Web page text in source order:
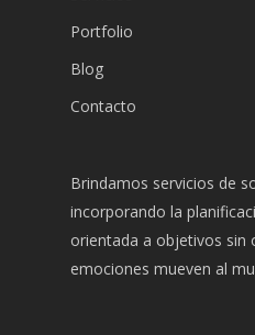
Portfolio
Blog
Contacto
Brindamos servicios de
incorporando la
orientada a objetivos sin
emociones mueven al